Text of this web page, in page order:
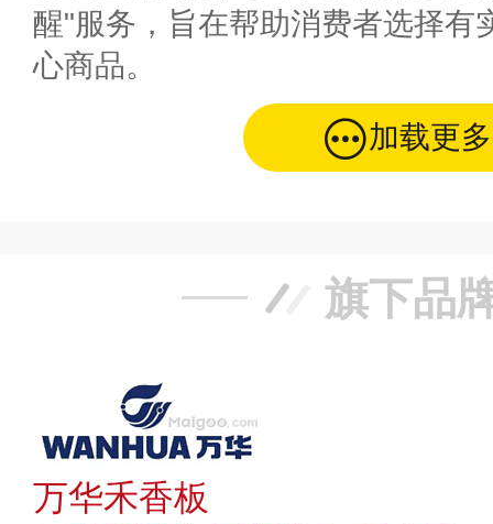
醒"服务，旨在帮助消费者选择有
心商品。
加载更多
旗下品
万华禾香板